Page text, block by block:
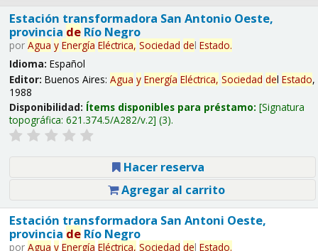
Estación transformadora San Antonio Oeste,
provincia deRío Negro
por Agua y Energía Eléctrica, Sociedad del Estado.
Idioma: Español
Editor: Buenos Aires: Agua y Energía Eléctrica, Sociedad del Estado,
1988
Disponibilidad: Ítems disponibles para préstamo: Signatura
topográfica: 621.374.5/A282/v.2 (3).
Hacer reserva
Agregar al carrito
Estación transformadora San Antoni Oeste,
provincia deRío Negro
por Agua y Energía Eléctrica, Sociedad del Estado.